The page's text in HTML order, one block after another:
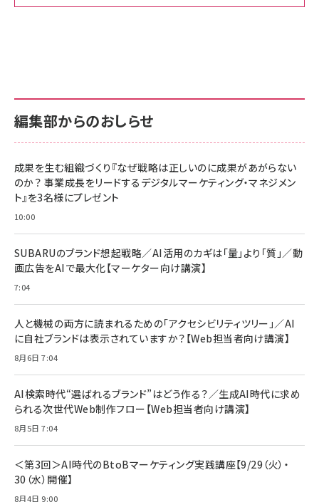
￥880
anan(アンアン)2026/06/24号 No.2500増刊
スペシャルエディション[王道エンタメの矜持／
￥1,100
anan(アンアン)2026/07/08号 No.2502[2026
￥880
ママ投資家が育休中に１億貯めた株式投資
組織の成果を最大化する ルールのデザイン
￥1,980
Amazonランキングをもっと見る
サポート正規品 メーカー保証5年 KLMEA128G
NIMASO ガラスフィルム iPhone 17 用 保護フィ
すい ガイド枠付き いPhone17 (6.3インチ) 対応
2枚セット DSP25F1698
￥1,599
￥6,980
全ワイヤレスイヤホン/アクティブノイズキャンセリ
技術基準適合】ブラック
￥5,990
ケーブル Anker絡まないケーブル 240W 結束バン
ド付き USB PD対応 シリコン素材採用 iPhone
17 / 16 / 15 / Galaxy iPad Pro MacBook
Pro/Air 各種対応 (1.8m ミッドナイトブラック)
￥1,890
サポート正規品 メーカー保証5年 KLMEA128G
Amazon eギフトカード - Amazonロゴ - クラ
￥5,000
Anker PowerLine III Flow USB-C & USB-C
Pro/Air 各種対応 (1.8m ミッドナイトブラック)
￥1,890
サッポロ 生ビール 黒ラベル 350ml 缶 24本 ビー
ル ケース買い【6/30応募〆切! 黒ラベルビヤセラー
￥4,857
編集部からのおしらせ
成果を生む組織づくり『なぜ戦略は正しいのに成果があがらない
のか？ 事業成長をリードするデジタルマーケティング・マネジメン
ト』を3名様にプレゼント
10:00
SUBARUのブランド想起戦略／AI活用のカギは「量」より「質」／動
画広告をAIで最大化【マーケター向け講演】
7:04
人と機械の両方に読まれるための「アクセシビリティツリー」／AI
に自社ブランドは表示されていますか？【Web担当者向け講演】
8月6日 7:04
AI検索時代“選ばれるブランド”はどう作る？／生成AI時代に求め
られる次世代Web制作フロー【Web担当者向け講演】
8月5日 7:04
＜第3回＞AI時代のBtoBマーケティング実践講座【9/29（火）・
30（水）開催】
8月4日 9:00